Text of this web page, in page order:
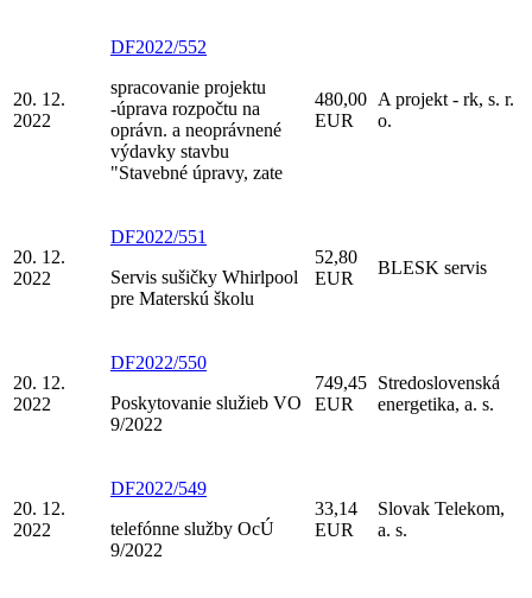
20. 12.
2022
DF2022/552
spracovanie projektu
-úprava rozpočtu na
oprávn. a neoprávnené
výdavky stavbu
"Stavebné úpravy, zate
480,00
EUR
A projekt - rk, s. r.
o.
20. 12.
2022
DF2022/551
Servis sušičky Whirlpool
pre Materskú školu
52,80
EUR
BLESK servis
20. 12.
2022
DF2022/550
Poskytovanie služieb VO
9/2022
749,45
EUR
Stredoslovenská
energetika, a. s.
20. 12.
2022
DF2022/549
telefónne služby OcÚ
9/2022
33,14
EUR
Slovak Telekom,
a. s.